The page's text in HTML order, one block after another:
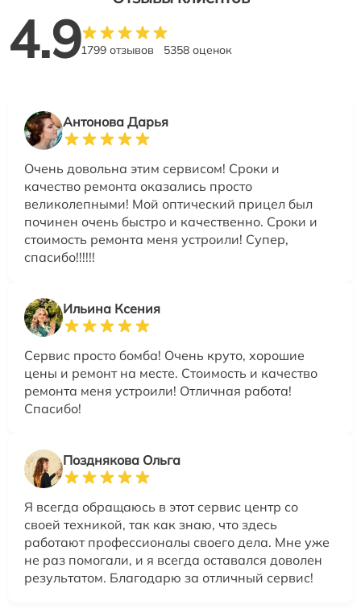
4.91799 отзывов 5358 оценок
Антонова Дарья
Очень довольна этим сервисом! Сроки и
качество ремонта оказались просто
великолепными! Мой оптический прицел был
починен очень быстро и качественно. Сроки и
стоимость ремонта меня устроили! Супер,
спасибо!!!!!!
Ильина Ксения
Сервис просто бомба! Очень круто, хорошие
цены и ремонт на месте. Стоимость и качество
ремонта меня устроили! Отличная работа!
Спасибо!
Позднякова Ольга
Я всегда обращаюсь в этот сервис центр со
своей техникой, так как знаю, что здесь
работают профессионалы своего дела. Мне уже
не раз помогали, и я всегда оставался доволен
результатом. Благодарю за отличный сервис!